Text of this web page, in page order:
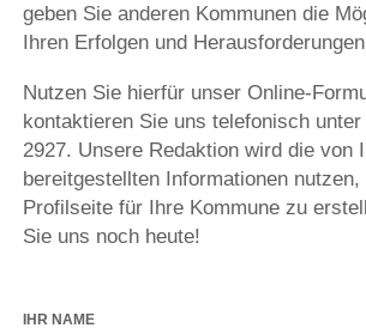
geben Sie anderen Kommunen die
Ihren Erfolgen und
Nutzen Sie hierfür unser Online-
kontaktieren Sie uns telefonisch unter
2927. Unsere Redaktion wird die von
bereitgestellten Informationen nutzen,
Profilseite für Ihre Kommune zu
Sie uns noch heute!
IHR NAME